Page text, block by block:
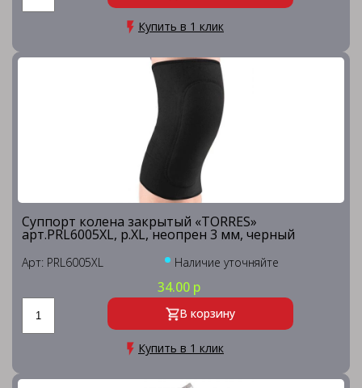
Купить в 1 клик
Суппорт колена закрытый «TORRES»
арт.PRL6005XL, р.XL, неопрен 3 мм, черный
Арт: PRL6005XL Наличие уточняйте
34.00 р
В корзину
Купить в 1 клик